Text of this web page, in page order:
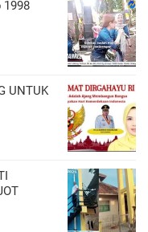
1998
UNTUK